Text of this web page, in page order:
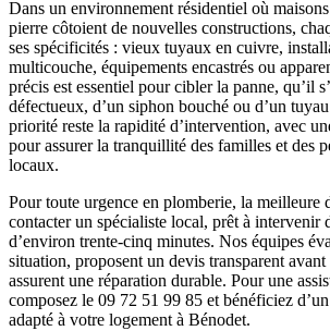
Dans un environnement résidentiel où
pierre côtoient de nouvelles constructions,
ses spécificités : vieux tuyaux en cuivre,
multicouche, équipements encastrés ou
précis est essentiel pour cibler la panne, qu’il
défectueux, d’un siphon bouché ou d’un
priorité reste la rapidité d’intervention, avec
pour assurer la tranquillité des familles et des
locaux.
Pour toute urgence en plomberie, la meilleure
contacter un spécialiste local, prêt à intervenir
d’environ trente-cinq minutes. Nos équipes
situation, proposent un devis transparent
assurent une réparation durable. Pour une
composez le 09 72 51 99 85 et bénéficiez
adapté à votre logement à Bénodet.